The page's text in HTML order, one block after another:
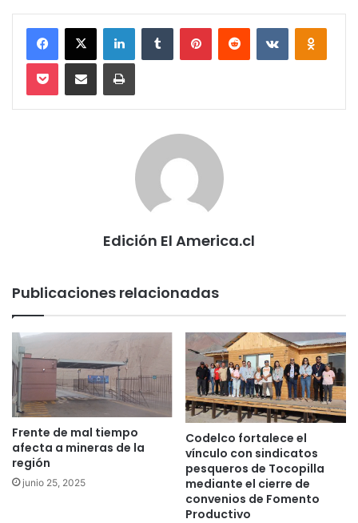
Facebook
X LinkedInTumblr PinterestReddit VKontakte
Pocket Compartir via email Imprimir
Edición El America.cl
Publicaciones relacionadas
Frente de mal tiempo
afecta a mineras de la
región
junio 25, 2025
Codelco fortalece el
vínculo con sindicatos
pesqueros de Tocopilla
mediante el cierre de
convenios de Fomento
Productivo